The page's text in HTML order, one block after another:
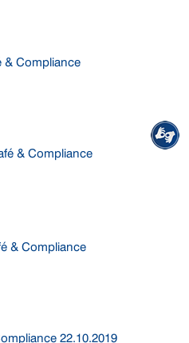
& Compliance
& Compliance